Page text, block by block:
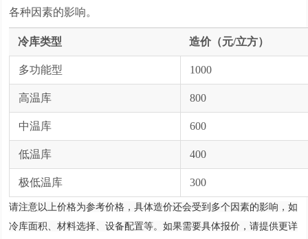
各种因素的影响。
冷库类型 造价（元/立方）
多功能型 1000
高温库 800
中温库 600
低温库 400
极低温库 300
请注意以上价格为参考价格，具体造价还会受到多个因素的影响，如
冷库面积、材料选择、设备配置等。如果需要具体报价，请提供更详